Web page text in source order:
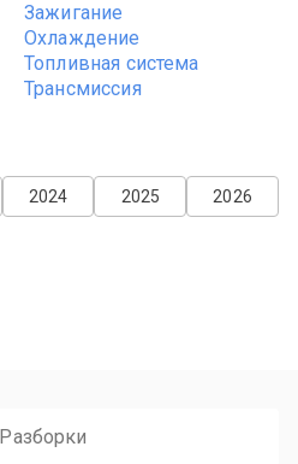
Зажигание
Охлаждение
Топливная система
Трансмиссия
2026
2025
2024
Разборки